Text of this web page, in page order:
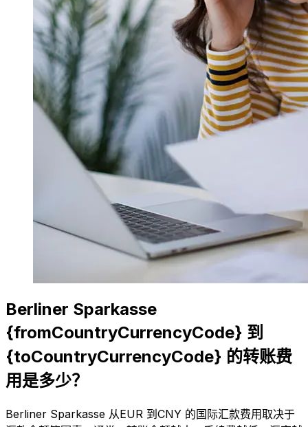
Berliner Sparkasse
{fromCountryCurrencyCode} 到
{toCountryCurrencyCode} 的转账费
用是多少？
Berliner Sparkasse 从EUR 到CNY 的国际汇款费用取决于